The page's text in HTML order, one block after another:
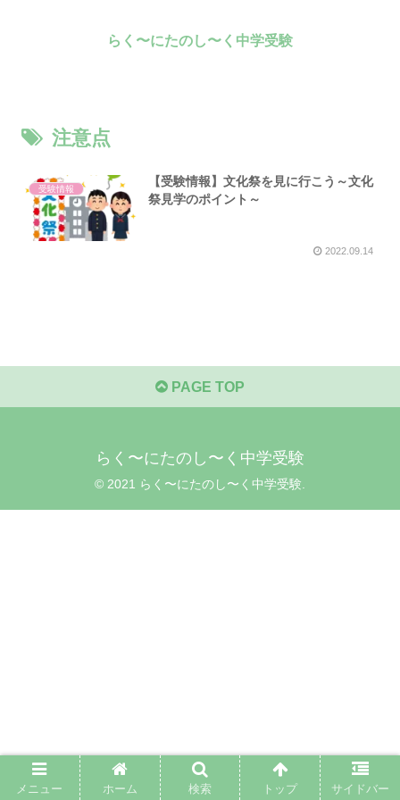
らく〜にたのし〜く中学受験
注意点
受験情報
【受験情報】文化祭を見に行こう～文化
祭見学のポイント～
2022.09.14
PAGE TOP
らく〜にたのし〜く中学受験
© 2021 らく〜にたのし〜く中学受験.
メニュー ホーム 検索 トップ サイドバー